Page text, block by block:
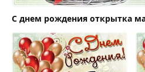
С днем рождения открытка